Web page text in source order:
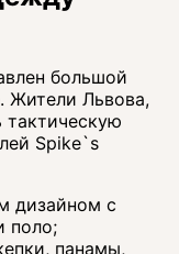
большой
Жители Львова,
Spike`s
дизайном с
поло;
панамы,